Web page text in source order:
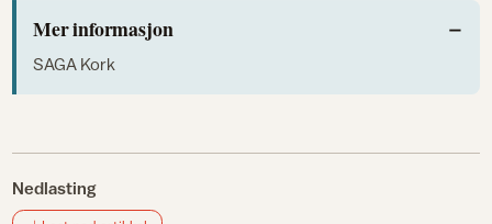
Mer informasjon
SAGA Kork
Nedlasting